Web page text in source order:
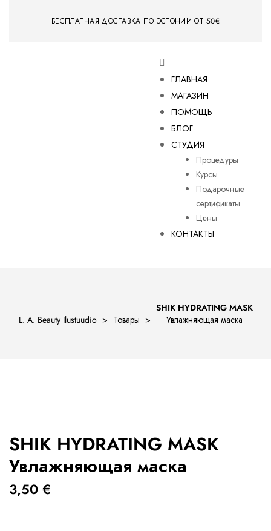
БЕСПЛАТНАЯ ДОСТАВКА ПО ЭСТОНИИ ОТ 50€
ГЛАВНАЯ
МАГАЗИН
ПОМОЩЬ
БЛОГ
СТУДИЯ
Процедуры
Курсы
Подарочные
сертификаты
Цены
КОНТАКТЫ
L. A. Beauty Ilustuudio > Товары >
SHIK HYDRATING MASK
Увлажняющая маска
SHIK HYDRATING MASK
Увлажняющая маска
3,50 €